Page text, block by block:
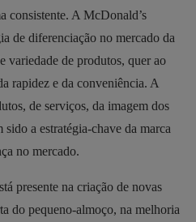
consistente. A McDonald’s
de diferenciação no mercado da
variedade de produtos, quer ao
rapidez e da conveniência. A
de serviços, da imagem dos
sido a estratégia-chave da marca
no mercado.
presente na criação de novas
do pequeno-almoço, na melhoria